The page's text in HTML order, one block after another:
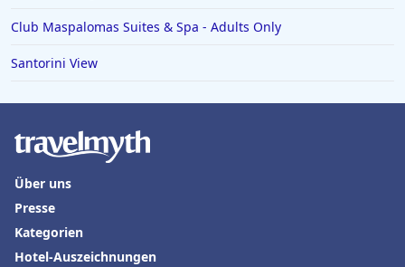
Club Maspalomas Suites & Spa - Adults Only
Santorini View
Über uns
Presse
Kategorien
Hotel-Auszeichnungen